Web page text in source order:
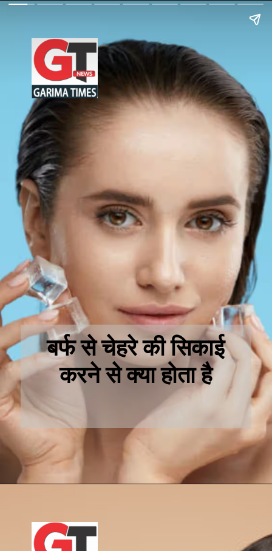
बर्फ से चेहरे की सिकाई
करने से क्या होता है